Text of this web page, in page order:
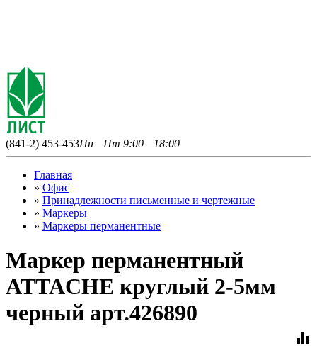
(841-2) 453-453Пн—Пт 9:00—18:00
Главная
» Офис
» Принадлежности письменные и чертежные
» Маркеры
» Маркеры перманентные
Маркер перманентный
ATTACHE круглый 2-5мм
черный арт.426890
equalizer